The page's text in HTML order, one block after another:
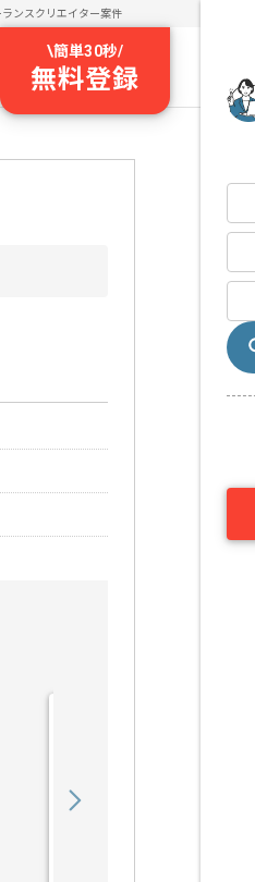
ランスクリエイター案件
\簡単30秒/
無料登録